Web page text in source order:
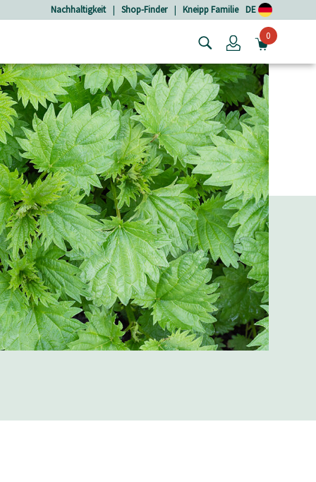
Nachhaltigkeit | Shop-Finder | Kneipp Familie DE
Login0